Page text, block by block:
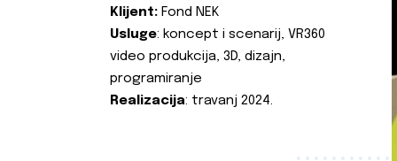
Klijent: Fond NEK
Usluge: koncept i scenarij, VR360
video produkcija, 3D, dizajn,
programiranje
Realizacija: travanj 2024.